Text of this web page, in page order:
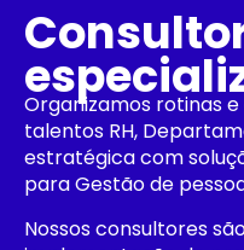
Organizamos rotinas
talentos RH,
estratégica com
para Gestão de
Nossos consultores